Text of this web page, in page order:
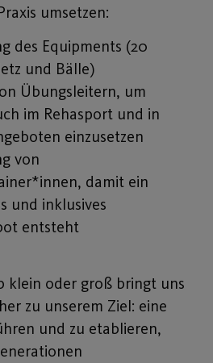
umsetzen:
des Equipments (20
und Bälle)
Übungsleitern, um
im Rehasport und in
einzusetzen
von
damit ein
und inklusives
entsteht
klein oder groß bringt uns
zu unserem Ziel: eine
und zu etablieren,